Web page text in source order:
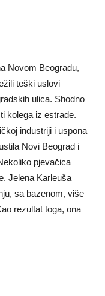
Novom Beogradu,
teški uslovi
ulica. Shodno
kolega iz estrade.
industriji i uspona
Novi Beograd i
pjevačica
Jelena Karleuša
sa bazenom, više
rezultat toga, ona